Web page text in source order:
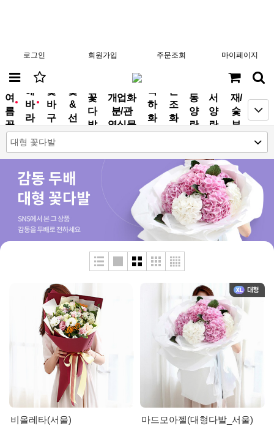
로그인 회원가입 주문조회 마이페이지
new
여
름
꽃
new
해
바
라
기
꽃
바
구
니
꽃
&
선
물
꽃
다
발
개업화
분/관
엽식물
축
하
화
환
근
조
화
환
동
양
란
서
양
란
분
재/
숯
부
비올레타(서울) 마드모아젤(대형다발_서울)